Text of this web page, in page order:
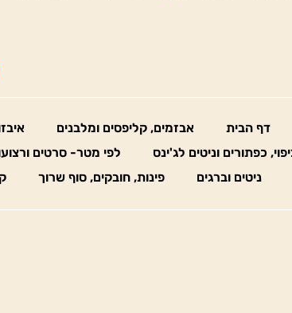
דף הבית אבזמים, קליפסים ומלבנים
כפתורים וניטים לג'ינס
לפי מטר- סרטים
ניטים וברגים
פינות, חובקים, סוף שרוך